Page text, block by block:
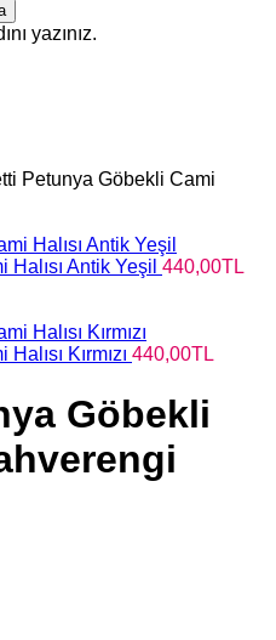
yazınız.
Petunya Göbekli Cami
Antik Yeşil 440,00TL
Kırmızı 440,00TL
Göbekli